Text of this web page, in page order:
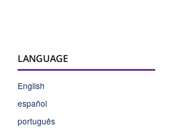
LANGUAGE
English
español
português